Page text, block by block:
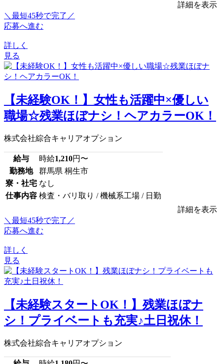
詳細を表示
＼最短45秒で完了／
応募へ進む
詳しく
見る
【未経験OK！】女性も活躍中×優しい
職場☆残業ほぼナシ！ヘアカラーOK！
株式会社綜合キャリアオプション
給与 時給1,210円〜
勤務地
群馬県 桐生市
寮・社宅 なし
仕事内容 検査・バリ取り / 機械系工場 / 日勤
詳細を表示
＼最短45秒で完了／
応募へ進む
詳しく
見る
【未経験スタートOK！】残業ほぼナ
シ！プライベートも充実♪土日祝休！
株式会社綜合キャリアオプション